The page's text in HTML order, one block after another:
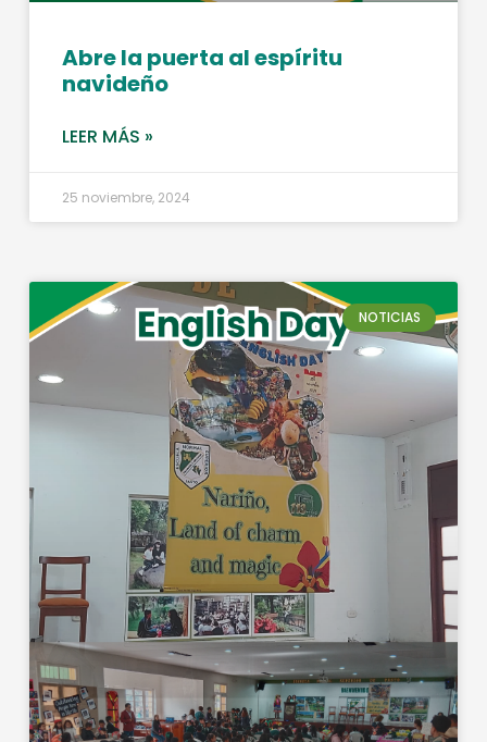
Abre la puerta al espíritu
navideño
LEER MÁS »
25 noviembre, 2024
NOTICIAS